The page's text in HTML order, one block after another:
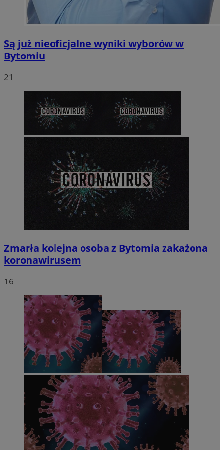
Są już nieoficjalne wyniki wyborów w
Bytomiu
21
Zmarła kolejna osoba z Bytomia zakażona
koronawirusem
16